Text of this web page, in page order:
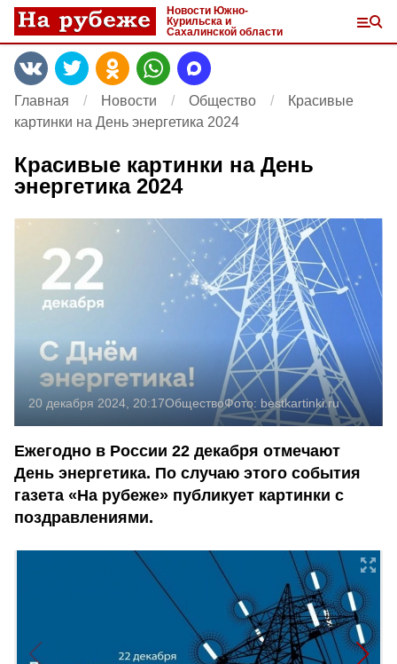
Новости Южно-
Курильска и
Сахалинской области
Главная Новости Общество
Красивые
картинки на День энергетика 2024
Красивые картинки на День
энергетика 2024
20 декабря 2024, 20:17ОбществоФото: bestkartinki.ru
Ежегодно в России 22 декабря отмечают
День энергетика. По случаю этого события
газета «На рубеже» публикует картинки с
поздравлениями.